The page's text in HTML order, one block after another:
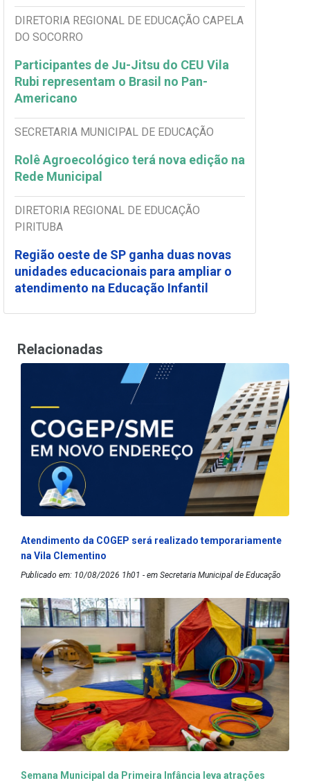
DIRETORIA REGIONAL DE EDUCAÇÃO CAPELA
DO SOCORRO
Participantes de Ju-Jitsu do CEU Vila
Rubi representam o Brasil no Pan-
Americano
SECRETARIA MUNICIPAL DE EDUCAÇÃO
Rolê Agroecológico terá nova edição na
Rede Municipal
DIRETORIA REGIONAL DE EDUCAÇÃO
PIRITUBA
Região oeste de SP ganha duas novas
unidades educacionais para ampliar o
atendimento na Educação Infantil
Relacionadas
Atendimento da COGEP será realizado temporariamente
na Vila Clementino
Publicado em: 10/08/2026 1h01 - em Secretaria Municipal de Educação
Semana Municipal da Primeira Infância leva atrações